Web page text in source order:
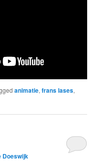
animatie,frans lases,
Doeswijk